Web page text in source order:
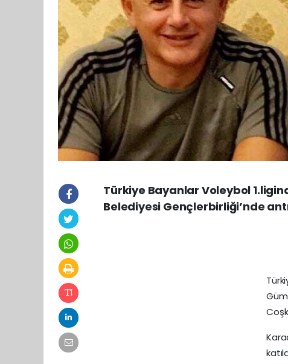
Türkiye Bayanlar Voleybol
Belediyesi Gençlerbirliği’nde